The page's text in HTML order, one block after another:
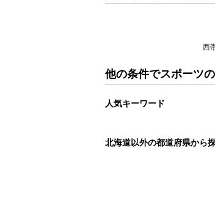
西
他の条件でスポーツ
人気キーワード
北海道以外の都道府県から